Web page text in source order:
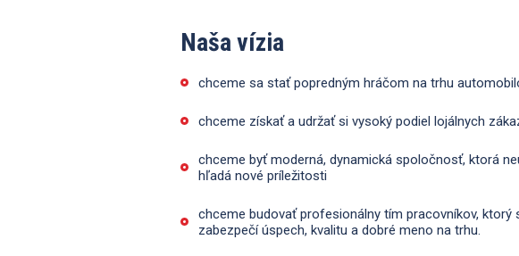
Naša vízia
chceme sa stať popredným hráčom na trhu
chceme získať a udržať si vysoký podiel lojálnych
chceme byť moderná, dynamická spoločnosť, ktorá
hľadá nové príležitosti
chceme budovať profesionálny tím pracovníkov, ktorý
zabezpečí úspech, kvalitu a dobré meno na trhu.